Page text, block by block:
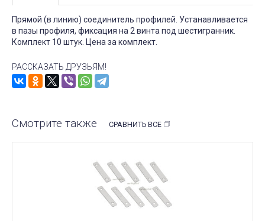
Прямой (в линию) соединитель профилей. Устанавливается
в пазы профиля, фиксация на 2 винта под шестигранник.
Комплект 10 штук. Цена за комплект.
РАССКАЗАТЬ ДРУЗЬЯМ!
Смотрите также СРАВНИТЬ ВСЕ